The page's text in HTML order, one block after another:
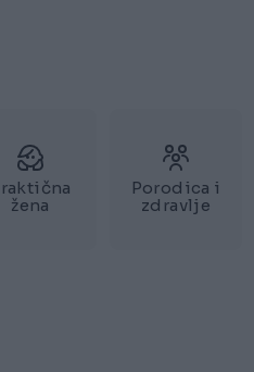
žena
Porodica i
zdravlje